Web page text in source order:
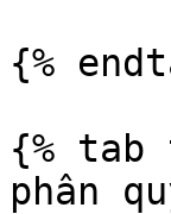
{%
{% tab
phân